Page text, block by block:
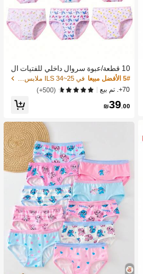
10 قطعة/عبوة سروال داخلي للفتيات ال
صغيرات مزين بزهور صغيرة وتصميم قل
ب، سراويل داخلية مريحة وسراويل قصير
ة للأطفال الصغار
5# الأفضل مبيعا
70+. تم بيع
(500+)
₪39.00